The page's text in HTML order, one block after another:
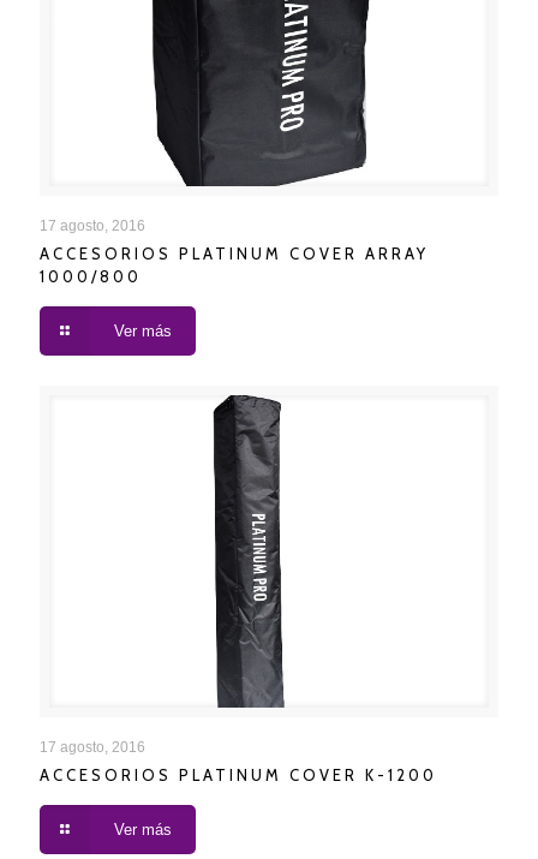
ACCESORIOS PLATINUM COVER ARRAY 1000/800
17 agosto, 2016
ACCESORIOS PLATINUM COVER ARRAY
1000/800
Ver más
ACCESORIOS PLATINUM COVER K-1200
17 agosto, 2016
ACCESORIOS PLATINUM COVER K-1200
Ver más